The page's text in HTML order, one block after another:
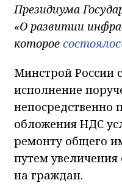
Президиума
«О развитии
которое
Минстрой России
исполнение
непосредственно
обложения НДС
ремонту общего
путем
на граждан.